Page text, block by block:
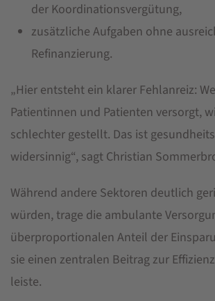
der Koordinationsvergütung,
zusätzliche Aufgaben ohne
Refinanzierung.
„Hier entsteht ein klarer Fehlanreiz:
Patientinnen und Patienten versorgt,
schlechter gestellt. Das ist
widersinnig“, sagt Christian
Während andere Sektoren deutlich
würden, trage die ambulante
überproportionalen Anteil der
sie einen zentralen Beitrag zur
leiste.